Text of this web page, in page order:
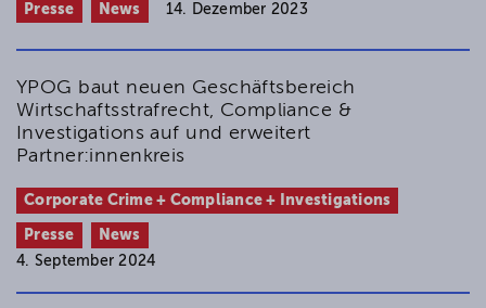
Presse News 14. Dezember 2023
YPOG baut neuen Geschäftsbereich
Wirtschaftsstrafrecht, Compliance &
Investigations auf und erweitert
Partner:innenkreis
Corporate Crime + Compliance + Investigations
Presse
News
4. September 2024